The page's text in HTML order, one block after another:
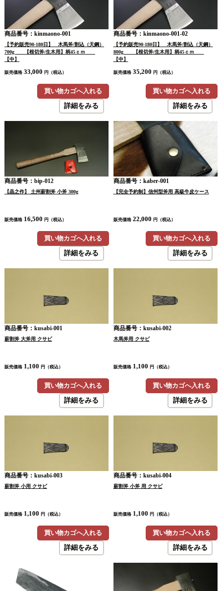
商品番号：kinmaono-001
【予約販売90-180日】 木馬斧/割込（天鋼）
700g 【根切斧/生木用】柄45ｃｍ
【中】
販売価格 33,000 円（税込）
買い物カゴへ入れる
詳細をみる
商品番号：kinmaono-001-02
【予約販売90-180日】 木馬斧/割込（天鋼）
800g 【根切斧/生木用】柄45ｃｍ
【中】
販売価格 35,200 円（税込）
買い物カゴへ入れる
詳細をみる
商品番号：bip-012
【晶之作】 土州薪割斧 小斧 300g
販売価格 16,500 円（税込）
買い物カゴへ入れる
詳細をみる
商品番号：kaber-001
【完全予約制】信州型斧用 高級牛皮ケース
販売価格 22,000 円（税込）
買い物カゴへ入れる
詳細をみる
商品番号：kusabi-001
薪割斧 大斧用 クサビ
販売価格 1,100 円（税込）
買い物カゴへ入れる
詳細をみる
商品番号：kusabi-002
木馬斧用 クサビ
販売価格 1,100 円（税込）
買い物カゴへ入れる
詳細をみる
商品番号：kusabi-003
薪割斧 小用 クサビ
販売価格 1,100 円（税込）
買い物カゴへ入れる
詳細をみる
商品番号：kusabi-004
薪割斧 小斧 用 クサビ
販売価格 1,100 円（税込）
買い物カゴへ入れる
詳細をみる